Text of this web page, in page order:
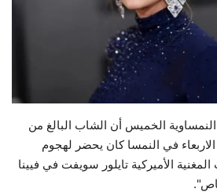
الخميس أن الشاب البالغ من
أوقف الاربعاء في النمسا كان يحضر لهجوم
الأميركية تايلور سويفت في فيينا